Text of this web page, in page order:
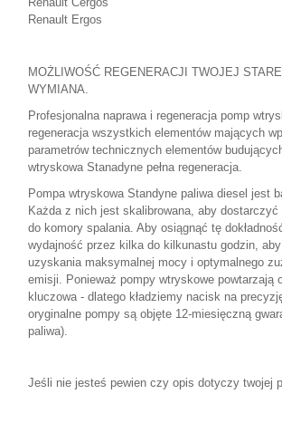
Renault Ergos
MOŻLIWOŚĆ REGENERACJI TWOJEJ
WYMIANA.
Profesjonalna naprawa i regeneracja pomp
regeneracja wszystkich elementów mających
parametrów technicznych elementów
wtryskowa Stanadyne pełna regeneracja.
Pompa wtryskowa Standyne paliwa diesel jest
Każda z nich jest skalibrowana, aby
do komory spalania. Aby osiągnąć tę
wydajność przez kilka do kilkunastu godzin,
uzyskania maksymalnej mocy i optymalnego
emisji. Ponieważ pompy wtryskowe
kluczowa - dlatego kładziemy nacisk na
oryginalne pompy są objęte 12-miesięczną
paliwa).
Jeśli nie jesteś pewien czy opis dotyczy twojej